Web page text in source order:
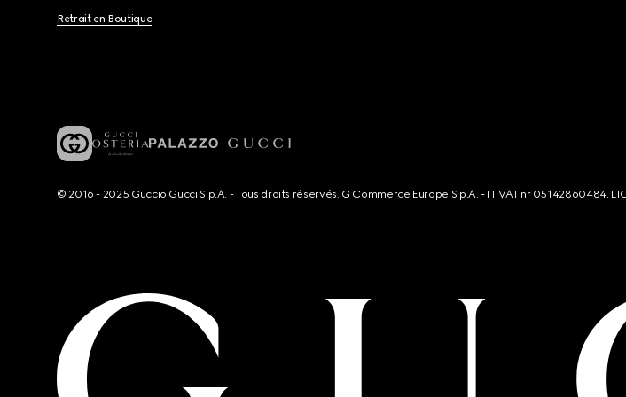
Retrait en Boutique
© 2016 - 2025 Guccio Gucci S.p.A. - Tous droits réservés. G Commerce Europe S.p.A. - IT VAT nr 05142860484.